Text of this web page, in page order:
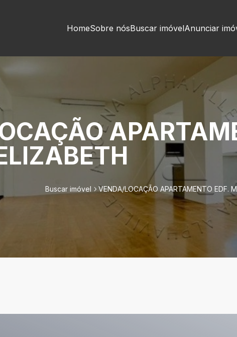
HomeSobre nósBuscar imóvelAnunciar
Buscar imóvel VENDA/LOCAÇÃO APARTAMENTO EDF.